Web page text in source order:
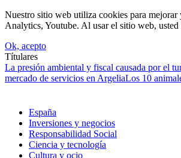
Nuestro sitio web utiliza cookies para
Analytics, Youtube. Al usar el sitio web,
Ok, acepto
Títulares
La presión ambiental y fiscal causada por el
mercado de servicios en ArgeliaLos 10
España
Inversiones y negocios
Responsabilidad Social
Ciencia y tecnología
Cultura y ocio